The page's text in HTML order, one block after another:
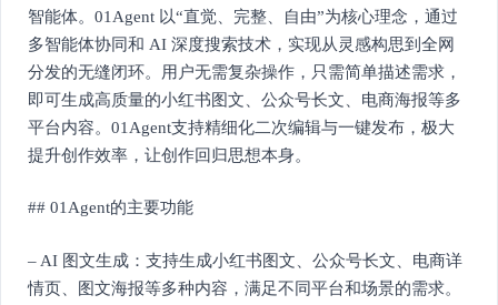
智能体。01Agent 以“直觉、完整、自由”为核心理念，通过
多智能体协同和 AI 深度搜索技术，实现从灵感构思到全网
分发的无缝闭环。用户无需复杂操作，只需简单描述需求，
即可生成高质量的小红书图文、公众号长文、电商海报等多
平台内容。01Agent支持精细化二次编辑与一键发布，极大
提升创作效率，让创作回归思想本身。
## 01Agent的主要功能
– AI 图文生成：支持生成小红书图文、公众号长文、电商详
情页、图文海报等多种内容，满足不同平台和场景的需求。